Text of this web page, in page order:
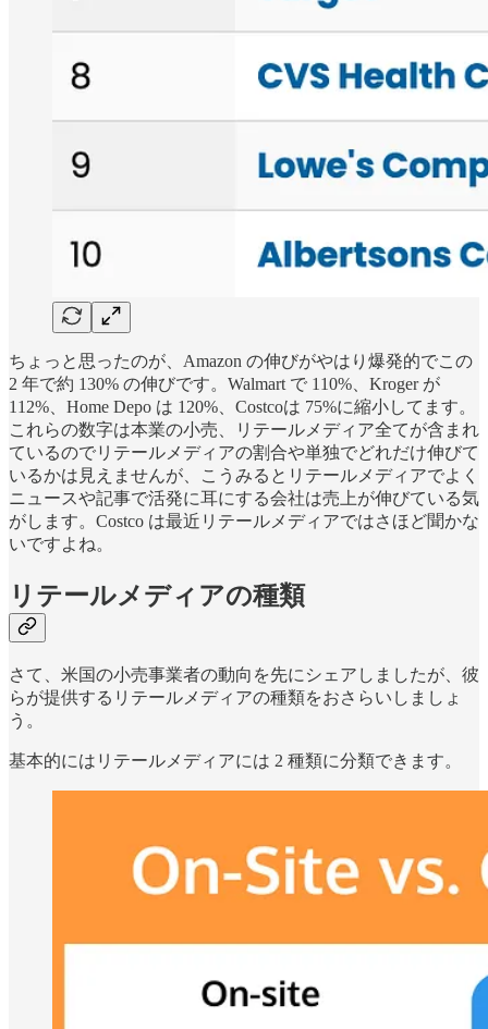
ちょっと思ったのが、Amazon の伸びがやはり爆発的でこの
2 年で約 130% の伸びです。Walmart で 110%、Kroger が
112%、Home Depo は 120%、Costcoは 75%に縮小してます。
これらの数字は本業の小売、リテールメディア全てが含まれ
ているのでリテールメディアの割合や単独でどれだけ伸びて
いるかは見えませんが、こうみるとリテールメディアでよく
ニュースや記事で活発に耳にする会社は売上が伸びている気
がします。Costco は最近リテールメディアではさほど聞かな
いですよね。
リテールメディアの種類
さて、米国の小売事業者の動向を先にシェアしましたが、彼
らが提供するリテールメディアの種類をおさらいしましょ
う。
基本的にはリテールメディアには 2 種類に分類できます。